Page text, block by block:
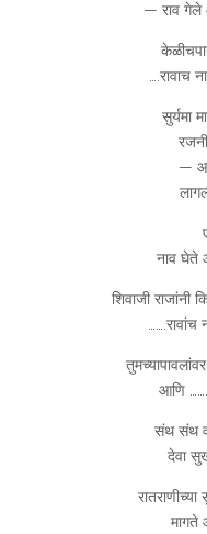
— राव गेले
….रावाच
सुर्यमा
—
नाव घेते
शिवाजी राजांनी
आणि
संथ संथ
देवा
मागते